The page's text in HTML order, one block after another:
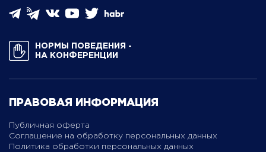
НОРМЫ ПОВЕДЕНИЯ ­
НА КОНФЕРЕНЦИИ
ПРАВОВАЯ ИНФОРМАЦИЯ
Публичная оферта
Соглашение на обработку персональных данных
Политика обработки персональных данных